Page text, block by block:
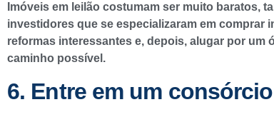
Imóveis em leilão costumam ser muito baratos,
investidores que se especializaram em comprar
reformas interessantes e, depois, alugar por um
caminho possível.
6. Entre em um consórcio